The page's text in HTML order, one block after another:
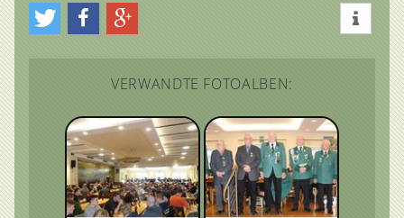
VERWANDTE FOTOALBEN: